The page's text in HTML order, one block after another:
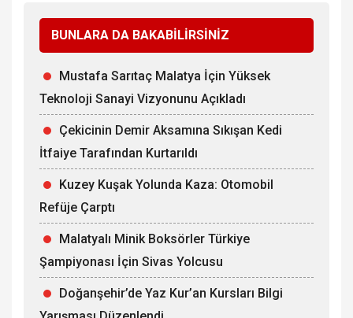
BUNLARA DA BAKABİLİRSİNİZ
Mustafa Sarıtaç Malatya İçin Yüksek
Teknoloji Sanayi Vizyonunu Açıkladı
Çekicinin Demir Aksamına Sıkışan Kedi
İtfaiye Tarafından Kurtarıldı
Kuzey Kuşak Yolunda Kaza: Otomobil
Refüje Çarptı
Malatyalı Minik Boksörler Türkiye
Şampiyonası İçin Sivas Yolcusu
Doğanşehir’de Yaz Kur’an Kursları Bilgi